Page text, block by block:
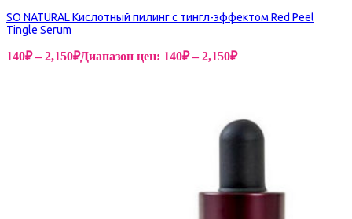
SO NATURAL Кислотный пилинг с тингл-эффектом Red Peel
Tingle Serum
140₽ – 2,150₽Диапазон цен: 140₽ – 2,150₽